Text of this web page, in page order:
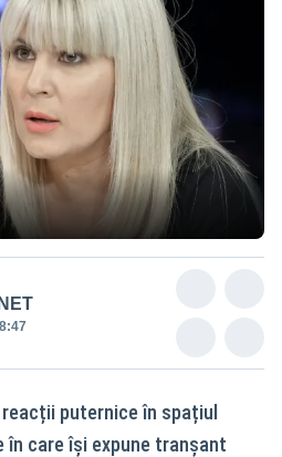
puternice în spațiul
în care își expune tranșant